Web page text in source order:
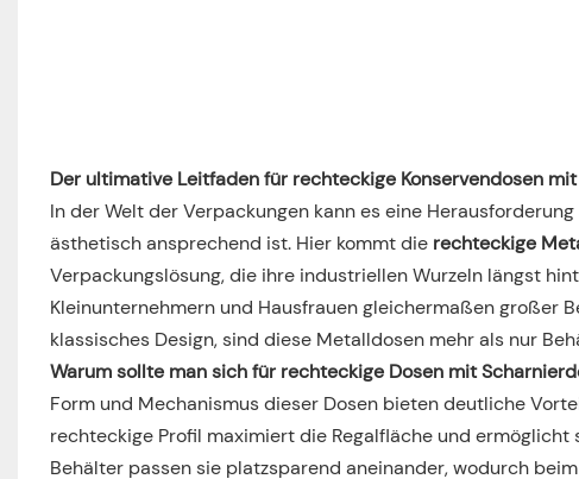
Der ultimative Leitfaden für rechteckige Konservendosen
In der Welt der Verpackungen kann es eine
ästhetisch ansprechend ist. Hier kommt die rechteckige
Verpackungslösung, die ihre industriellen Wurzeln längst
Kleinunternehmern und Hausfrauen gleichermaßen großer
klassisches Design, sind diese Metalldosen mehr als nur
Warum sollte man sich für rechteckige Dosen mit
Form und Mechanismus dieser Dosen bieten deutliche
rechteckige Profil maximiert die Regalfläche und
Behälter passen sie platzsparend aneinander, wodurch